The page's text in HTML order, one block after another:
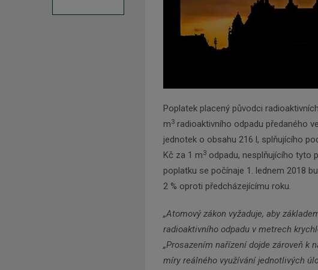
Poplatek placený původci
m3 radioaktivního odpadu předaného
jednotek o obsahu 216 l, splňujícího
Kč za 1 m3 odpadu, nesplňujícího tyto
poplatku se počínaje 1. lednem 2018
2 % oproti předcházejícímu roku.
„Atomový zákon vyžaduje, aby
radioaktivního odpadu v metrech
„Prosazením nařízení dojde zároveň k
míry reálného využívání jednotlivých